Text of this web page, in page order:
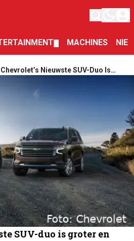
MACHINES
Chevrolet’s Nieuwste SUV-Duo Is
SUV-duo is groter en